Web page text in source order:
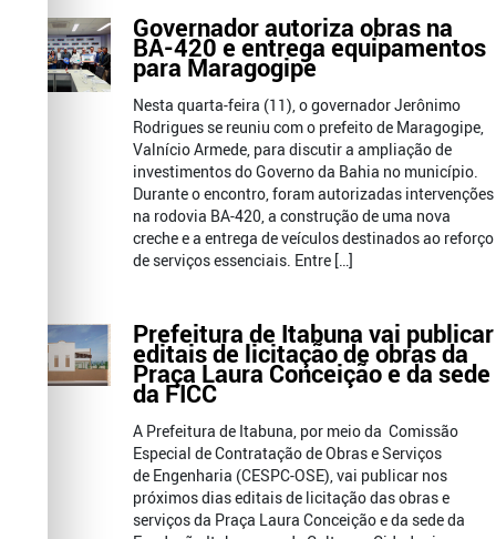
Governador autoriza obras na
BA-420 e entrega equipamentos
para Maragogipe
Nesta quarta-feira (11), o governador Jerônimo
Rodrigues se reuniu com o prefeito de Maragogipe,
Valnício Armede, para discutir a ampliação de
investimentos do Governo da Bahia no município.
Durante o encontro, foram autorizadas intervenções
na rodovia BA-420, a construção de uma nova
creche e a entrega de veículos destinados ao reforço
de serviços essenciais. Entre […]
Prefeitura de Itabuna vai publicar
editais de licitação de obras da
Praça Laura Conceição e da sede
da FICC
A Prefeitura de Itabuna, por meio da Comissão
Especial de Contratação de Obras e Serviços
de Engenharia (CESPC-OSE), vai publicar nos
próximos dias editais de licitação das obras e
serviços da Praça Laura Conceição e da sede da